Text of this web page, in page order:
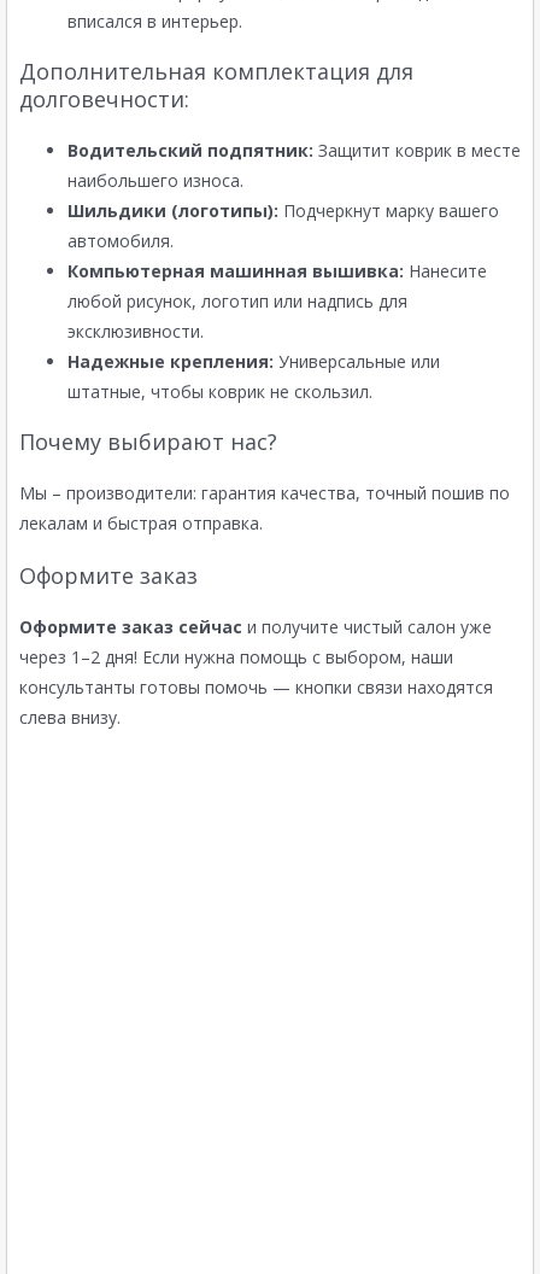
вписался в интерьер.
Дополнительная комплектация для
долговечности:
Водительский подпятник: Защитит коврик в месте
наибольшего износа.
Шильдики (логотипы): Подчеркнут марку вашего
автомобиля.
Компьютерная машинная вышивка: Нанесите
любой рисунок, логотип или надпись для
эксклюзивности.
Надежные крепления: Универсальные или
штатные, чтобы коврик не скользил.
Почему выбирают нас?
Мы – производители: гарантия качества, точный пошив по
лекалам и быстрая отправка.
Оформите заказ
Оформите заказ сейчас и получите чистый салон уже
через 1–2 дня! Если нужна помощь с выбором, наши
консультанты готовы помочь — кнопки связи находятся
слева внизу.